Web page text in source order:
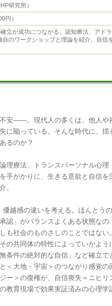
研究所）
円）
立が成功につながる。認知療法、アドラ
自のワークショップと理論を紹介。自信
安――。現代人の多くは、他人や
に陥っている。そんな時代に、揺
るのか？
理療法、トランスパーソナル心理
手がかりに、生きる意欲と自信を
。
越感の違いを考える。ほんとうの
認」がバランスよくある状態なの
も社会のものさしのことではない。
の共同体の特性によっていかよう
条件の絶対的な自信」など確立で
＜大地・宇宙＞のつながり感覚の
ー＞の復権が、自信喪失＝ニヒリ
教育現場で効果実証済みの心理学